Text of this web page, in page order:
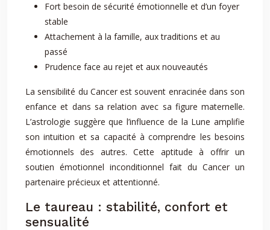
Fort besoin de sécurité émotionnelle et d’un foyer
stable
Attachement à la famille, aux traditions et au
passé
Prudence face au rejet et aux nouveautés
La sensibilité du Cancer est souvent enracinée dans son
enfance et dans sa relation avec sa figure maternelle.
L’astrologie suggère que l’influence de la Lune amplifie
son intuition et sa capacité à comprendre les besoins
émotionnels des autres. Cette aptitude à offrir un
soutien émotionnel inconditionnel fait du Cancer un
partenaire précieux et attentionné.
Le taureau : stabilité, confort et
sensualité